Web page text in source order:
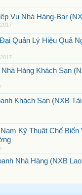
Vụ Nhà Hàng-Bar
Quản Lý Hiệu Quả
Hàng Khách Sạn
Khách Sạn (NXB
Kỹ Thuật Chế
Nhà Hàng (NXB